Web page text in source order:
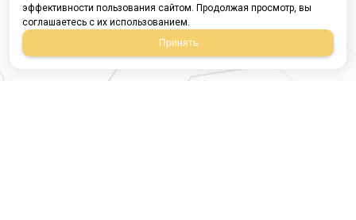
эффективности пользования сайтом. Продолжая просмотр, вы
соглашаетесь с их использованием.
Принять